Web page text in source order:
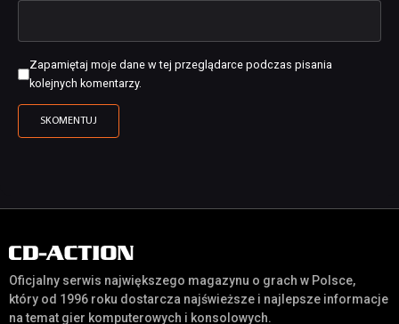
Zapamiętaj moje dane w tej przeglądarce podczas pisania
kolejnych komentarzy.
Oficjalny serwis największego magazynu o grach w Polsce,
który od 1996 roku dostarcza najświeższe i najlepsze informacje
na temat gier komputerowych i konsolowych.